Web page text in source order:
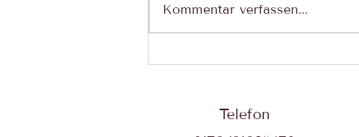
Warum Ordnung, innere Ruhe &
tun haben, als man denkt
Kommentar verfassen...
Telefon